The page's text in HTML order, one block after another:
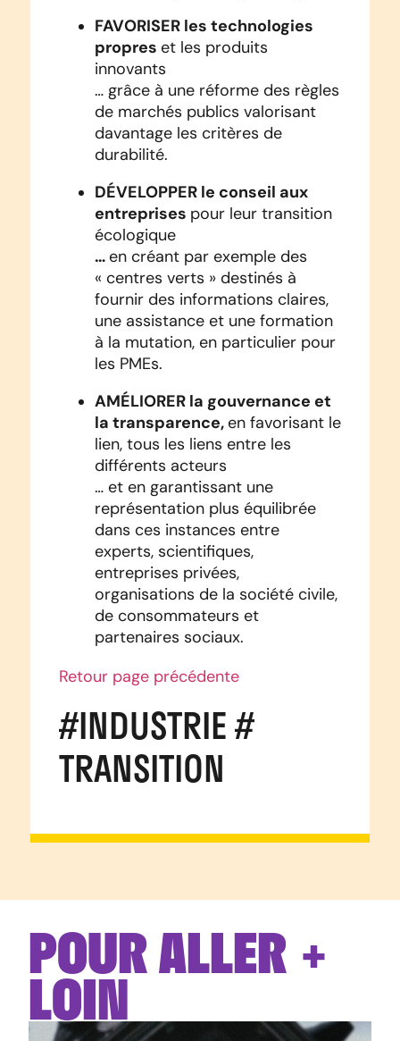
FAVORISER les technologies
propres et les produits
innovants
… grâce à une réforme des règles
de marchés publics valorisant
davantage les critères de
durabilité.
DÉVELOPPER le conseil aux
entreprises pour leur transition
écologique
… en créant par exemple des
« centres verts » destinés à
fournir des informations claires,
une assistance et une formation
à la mutation, en particulier pour
les PMEs.
AMÉLIORER la gouvernance et
la transparence, en favorisant le
lien, tous les liens entre les
différents acteurs
… et en garantissant une
représentation plus équilibrée
dans ces instances entre
experts, scientifiques,
entreprises privées,
organisations de la société civile,
de consommateurs et
partenaires sociaux.
Retour page précédente
#INDUSTRIE #
TRANSITION
POUR ALLER +
LOIN